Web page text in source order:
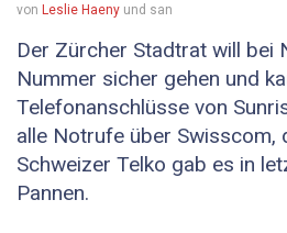
von Leslie Haeny und san
Der Zürcher Stadtrat will bei
Nummer sicher gehen und
Telefonanschlüsse von
alle Notrufe über Swisscom,
Schweizer Telko gab es in
Pannen.